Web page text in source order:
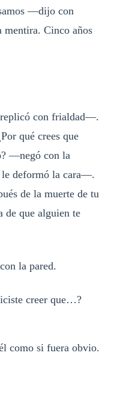
—dijo con
Cinco años
con frialdad—.
qué crees que
—negó con la
le deformó la cara—.
de la muerte de tu
de que alguien te
la pared.
creer que…?
como si fuera obvio.